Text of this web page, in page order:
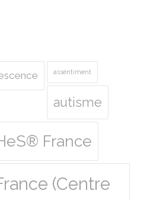
assentiment
autisme
France
(Centre